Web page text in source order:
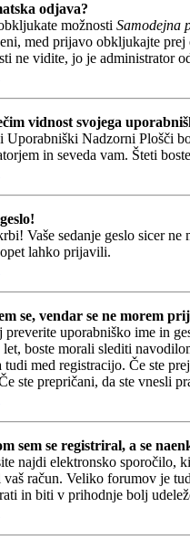
odjava?
možnosti Samodejna
med prijavo obkljukajte prej
ne vidite, jo je administrator
vidnost svojega
Uporabniški Nadzorni Plošči
in seveda vam. Šteti
Vaše sedanje geslo sicer
lahko prijavili.
se, vendar se ne morem
preverite uporabniško ime in
let, boste morali slediti
tudi med registracijo. Če ste
ste prepričani, da ste vnesli
sem se registriral, a se
najdi elektronsko sporočilo,
vaš račun. Veliko forumov je
in biti v prihodnje bolj